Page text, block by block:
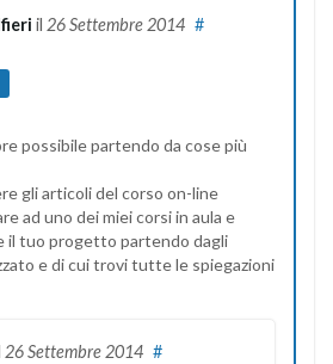
il 26 Settembre 2014 #
possibile partendo da cose più
gli articoli del corso on-line
ad uno dei miei corsi in aula e
il tuo progetto partendo dagli
e di cui trovi tutte le spiegazioni
26 Settembre 2014 #